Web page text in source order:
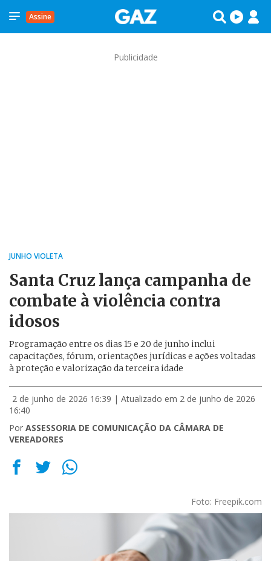
Assine
Publicidade
JUNHO VIOLETA
Santa Cruz lança campanha de
combate à violência contra
idosos
Programação entre os dias 15 e 20 de junho inclui
capacitações, fórum, orientações jurídicas e ações voltadas
à proteção e valorização da terceira idade
2 de junho de 2026 16:39 | Atualizado em 2 de junho de 2026
16:40
Por ASSESSORIA DE COMUNICAÇÃO DA CÂMARA DE
VEREADORES
Foto: Freepik.com